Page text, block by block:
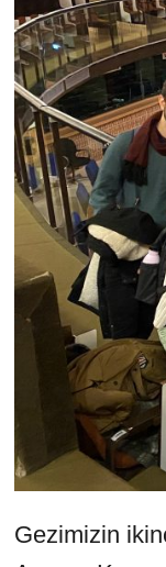
Gezimizin